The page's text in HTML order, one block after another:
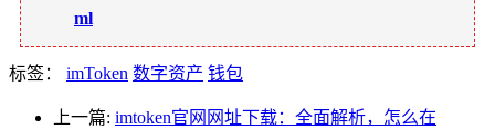
ml
标签： imToken 数字资产 钱包
上一篇: imtoken官网网址下载：全面解析，怎么在